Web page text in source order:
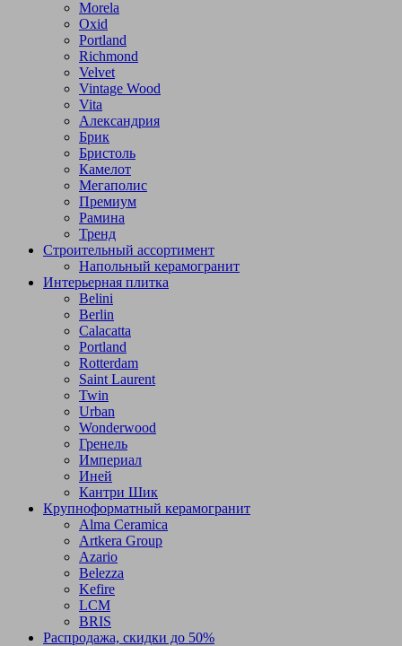
Morela
Oxid
Portland
Richmond
Velvet
Vintage Wood
Vita
Александрия
Брик
Бристоль
Камелот
Мегаполис
Премиум
Рамина
Тренд
Строительный ассортимент
Напольный керамогранит
Интерьерная плитка
Belini
Berlin
Calacatta
Portland
Rotterdam
Saint Laurent
Twin
Urban
Wonderwood
Гренель
Империал
Иней
Кантри Шик
Крупноформатный керамогранит
Alma Ceramica
Artkera Group
Azario
Belezza
Kefire
LCM
BRIS
Распродажа, скидки до 50%